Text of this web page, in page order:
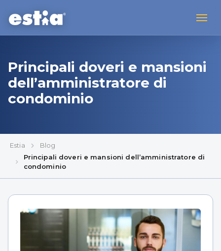
Principali doveri e mansioni
dell’amministratore di
condominio
Estia
Blog
Principali doveri e mansioni dell’amministratore di
condominio